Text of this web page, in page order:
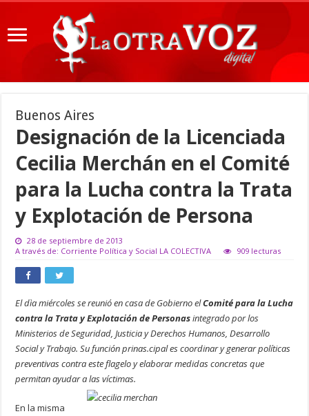
Buenos Aires
Designación de la Licenciada
Cecilia Merchán en el Comité
para la Lucha contra la Trata
y Explotación de Persona
28 de septiembre de 2013
A través de: Corriente Política y Social LA COLECTIVA
909 lecturas
El dìa miércoles se reunió en casa de Gobierno elComité para la Lucha
contra la Trata y Explotación de Personasintegrado por los
Ministerios de Seguridad, Justicia y Derechos Humanos, Desarrollo
Social y Trabajo. Su función prinas.cipal es coordinar y generar políticas
preventivas contra este flagelo y elaborar medidas concretas que
permitan ayudar a las víctimas.
En la misma